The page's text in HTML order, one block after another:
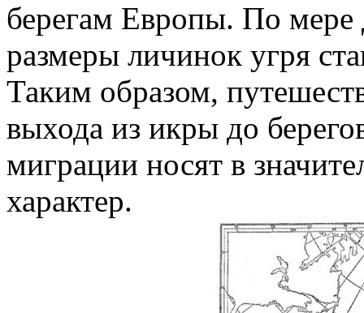
берегам Европы. По
размеры личинок угря
Таким образом,
выхода из икры до
миграции носят в
характер.